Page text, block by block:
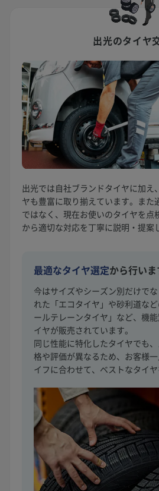
出光のタイヤ
出光では自社ブランドタイヤに加え
ヤも豊富に取り揃えています。また
ではなく、現在お使いのタイヤを点
から適切な対応を丁寧に説明・提案
最適なタイヤ選定から行いま
今はサイズやシーズン別だけで
れた「エコタイヤ」や砂利道な
ールテレーンタイヤ」など、機
イヤが販売されています。
同じ性能に特化したタイヤでも
格や評価が異なるため、お客様
イフに合わせて、ベストなタイヤ